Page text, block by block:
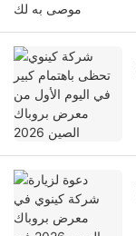
موصى به لك